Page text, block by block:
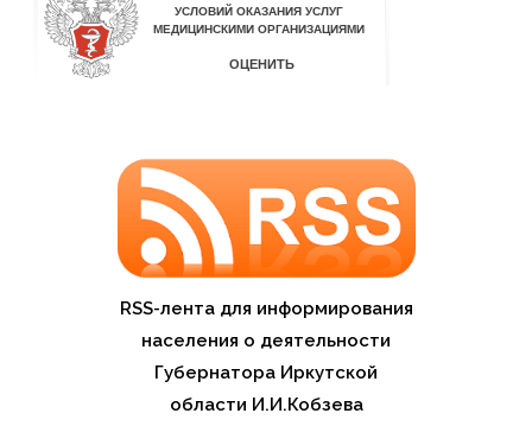
RSS-лента для информирования
населения о деятельности
Губернатора Иркутской
области И.И.Кобзева